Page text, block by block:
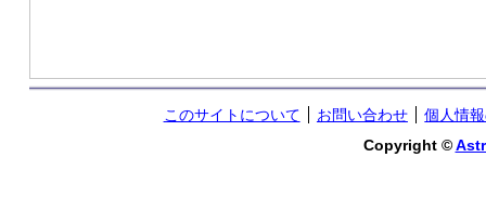
このサイトについて お問い合わせ
個人情
Copyright ©